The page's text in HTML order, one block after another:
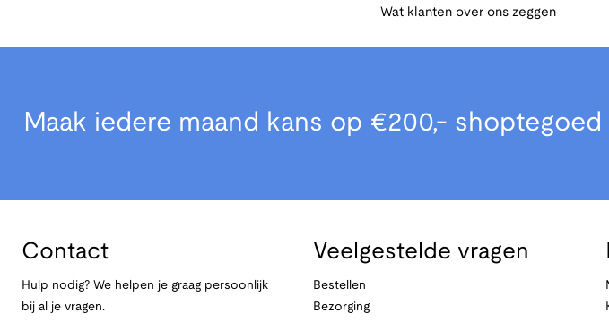
Wat klanten over ons zeggen
Maak iedere maand kans op €200,- shoptegoed
Contact
Hulp nodig? We helpen je graag persoonlijk
bij al je vragen.
Veelgestelde vragen
Bestellen
Bezorging